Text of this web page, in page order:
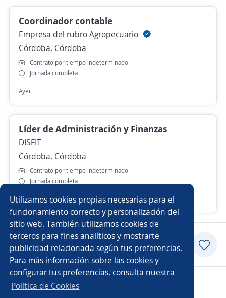
Utilizamos cookies propias necesarias para el
funcionamiento correcto y personalización del
sitio web. También utilizamos cookies de
terceros para fines analíticos y mostrarte
publicidad relacionada según tus preferencias.
Para más información sobre las cookies y
configurar tus preferencias, consulta nuestra
Política de Cookies
Coordinador contable
Empresa del rubro Agropecuario
Córdoba, Córdoba
Contrato por tiempo indeterminado
Jornada completa
Ayer
Líder de Administración y Finanzas
DISFIT
Córdoba, Córdoba
Contrato por tiempo indeterminado
Jornada completa
Ayer
Postularme
Copyright 2014 - 2026 DGNET LTD.
Aviso legal